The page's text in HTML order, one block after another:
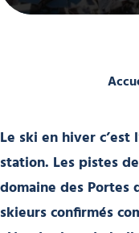
Le ski en hiver
station. Les pistes
domaine des Portes
skieurs confirmés